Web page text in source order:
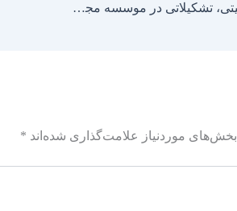
برگزاری دوره بایدها و نبایدهای امور تربیتی، تشکیلاتی در موسسه مجمع القرآن فاطمیون
بخش‌های موردنیاز علامت‌گذاری شده‌اند *